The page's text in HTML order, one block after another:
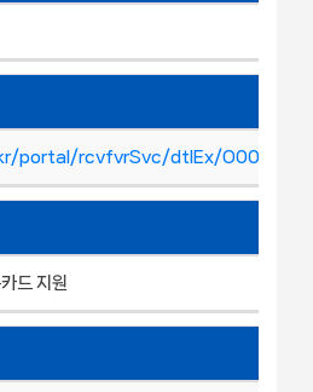
portal/rcvfvrSvc/dtlEx/
드 지원